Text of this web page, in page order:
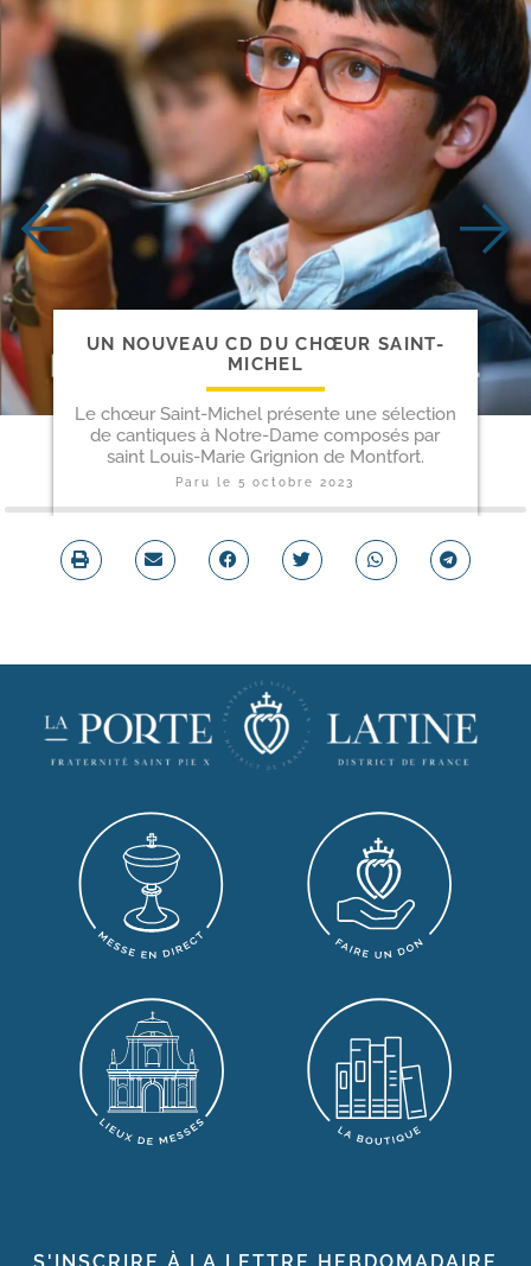
UN NOUVEAU CD DU CHŒUR SAINT-
MICHEL
Le chœur Saint-Michel présente une sélection
de cantiques à Notre-Dame composés par
saint Louis-Marie Grignion de Montfort.
Paru le5 octobre 2023